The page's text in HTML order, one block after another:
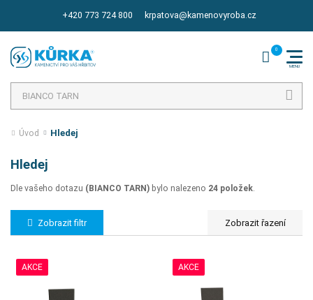
+420 773 724 800 krpatova@kamenovyroba.cz
Úvod Hledej
Hledej
Dle vašeho dotazu (BIANCO TARN) bylo nalezeno 24 položek.
Zobrazit filtr
AKCE AKCE